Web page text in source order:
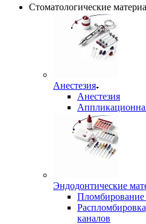
Стоматологические
Анестезия
Анестезия
Эндодонтические
Пломбирование
каналов